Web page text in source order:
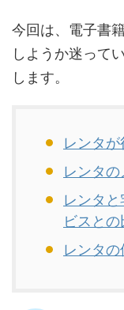
今回は、電子書
しようか迷って
します。
レンタ
レンタ
レンタ
ビスとの
レンタ